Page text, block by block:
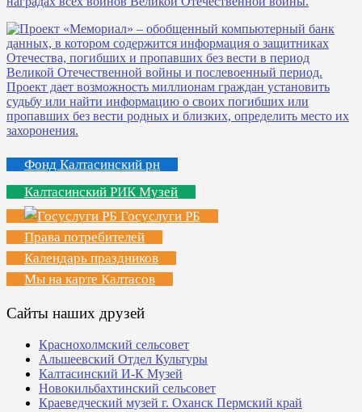
Фонд Калтасинский рн
Калтасинский РИК Музей
Госуслуги РБ
Права потребителей
Календарь праздников
Мы на карте Калтасов
Сайты наших друзей
Краснохолмский сельсовет
Альшеевский Отдел Культуры
Калтасинский И-К Музей
Новокильбахтинский сельсовет
Краеведческий музей г. Оханск Пермский край